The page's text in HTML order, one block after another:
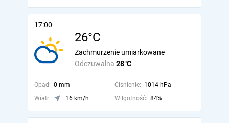
17:00
26°C
Odczuwalna 28°C
Zachmurzenie umiarkowane
Opad: 0 mm Ciśnienie: 1014 hPa
Wiatr:
16 km/h Wilgotność: 84%